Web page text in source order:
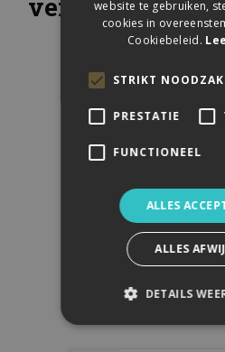
website te gebruiken,
cookies in
Cookiebeleid.
STRIKT
PRESTATIE
FUNCTIONEEL
ALLES
ALLES
DETAILS